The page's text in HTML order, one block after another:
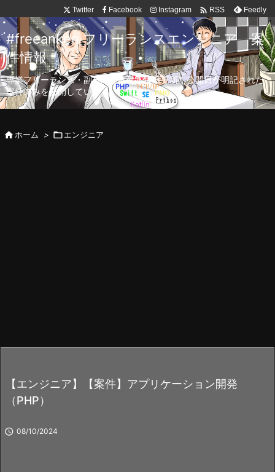
Twitter Facebook Instagram  RSS Feedly
#freeanken フリーランスエンジニア 案
件情報
専業フリーランス・副業向け案件を毎日更新！公開日が明記された
案件のみを公開しています。
ホーム > エンジニア
【エンジニア】【案件】アプリケーション開発
（PHP）
 08/10/2024